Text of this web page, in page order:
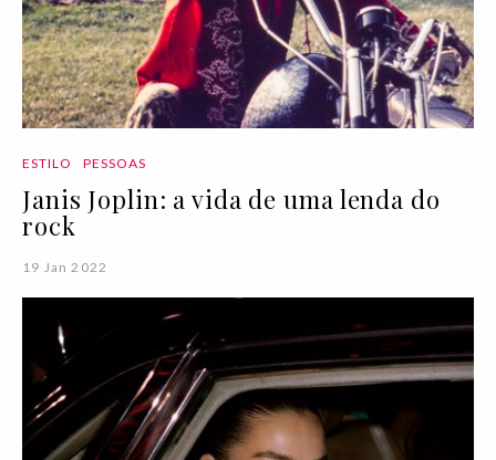
ESTILO PESSOAS
Janis Joplin: a vida de uma lenda do
rock
19 Jan 2022